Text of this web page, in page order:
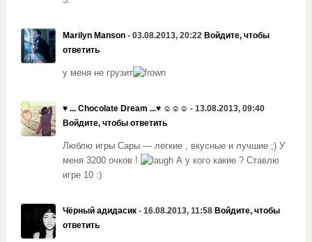
Marilyn Manson - 03.08.2013, 20:22 Войдите, чтобы
ответить
у меня не грузит
♥ ... Chocolate Dream ...♥ ☺☺☺ - 13.08.2013, 09:40
Войдите, чтобы ответить
Люблю игры Сары — легкие , вкусные и лучшие ;) У
меня 3200 очков !
А у кого какие ? Ставлю
игре 10 :)
Чёрный адидасик - 16.08.2013, 11:58 Войдите, чтобы
ответить